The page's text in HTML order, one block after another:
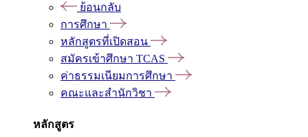
ย้อนกลับ
การศึกษา
หลักสูตรที่เปิดสอน
สมัครเข้าศึกษา TCAS
ค่าธรรมเนียมการศึกษา
คณะและสำนักวิชา
หลักสูตร